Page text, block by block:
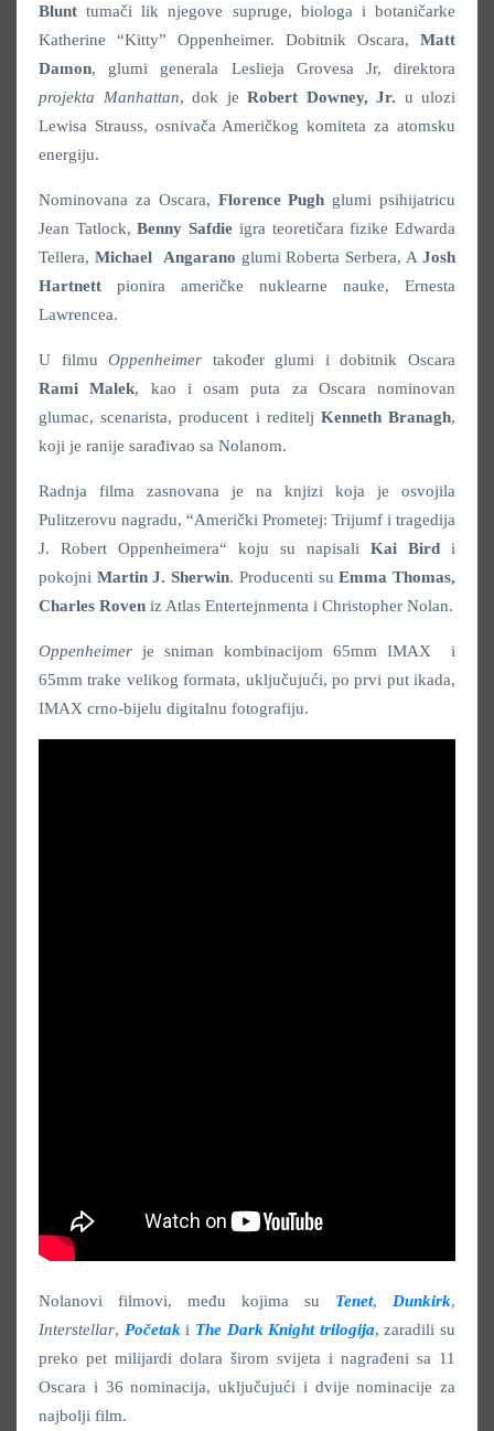
Blunttumači lik njegove supruge, biologa i botaničarke
Katherine “Kitty” Oppenheimer. Dobitnik Oscara, Matt
Damon, glumi generala Leslieja Grovesa Jr, direktora
projekta Manhattan, dok je Robert Downey, Jr. u ulozi
Lewisa Strauss, osnivača Američkog komiteta za atomsku
energiju.
Nominovana za Oscara, Florence Pugh glumi psihijatricu
Jean Tatlock,Benny Safdie igra teoretičara fizike Edwarda
Tellera, Michael Angarano glumi Roberta Serbera, A Josh
Hartnett pionira američke nuklearne nauke, Ernesta
Lawrencea.
U filmuOppenheimer
također glumi i dobitnik Oscara
Rami Malek, kao i osam puta za Oscara nominovan
glumac, scenarista, producent i reditelj Kenneth Branagh,
koji je ranije sarađivao sa Nolanom.
Radnja filma zasnovana je na knjizi koja je osvojila
Pulitzerovu nagradu, “Američki Prometej: Trijumf i tragedija
J. Robert Oppenheimera“
koju su napisali Kai Bird i
pokojni Martin J. Sherwin. Producenti suEmma Thomas,
Charles Roven iz Atlas Entertejnmenta i Christopher Nolan.
Oppenheimer je sniman kombinacijom 65mm IMAX i
65mm trake velikog formata, uključujući, po prvi put ikada,
IMAX crno-bijelu digitalnu fotografiju.
Nolanovi filmovi, među kojima su Tenet, Dunkirk,
Interstellar, Početak i The Dark Knight trilogija, zaradili su
preko pet milijardi dolara širom svijeta i nagrađeni sa 11
Oscara i 36 nominacija, uključujući i dvije nominacije za
najbolji film.